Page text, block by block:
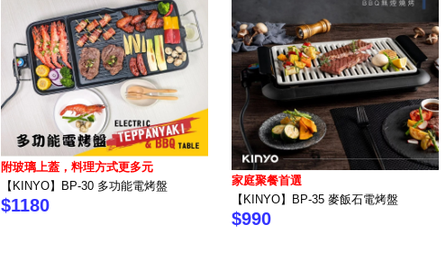
附玻璃上蓋，料理方式更多元
【KINYO】BP-30 多功能電烤盤
$1180
家庭聚餐首選
【KINYO】BP-35 麥飯石電烤盤
$990